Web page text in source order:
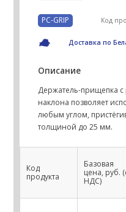
PC-GRIP Код
Доставка по
Описание
Держатель-прищепка
наклона позволяет
любым углом,
толщиной до 25 мм.
Код
продукта
Базовая
цена, руб.
НДС)